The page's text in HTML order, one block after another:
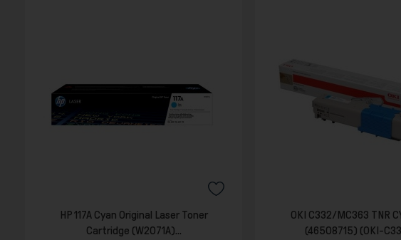
HP 117A Cyan Original Laser Toner
Cartridge (W2071A)...
OKI C332/MC363 TNR
(46508715) (OKI-